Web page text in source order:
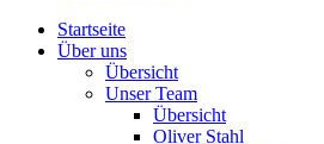
Startseite
Über uns
Übersicht
Unser Team
Übersicht
Oliver Stahl